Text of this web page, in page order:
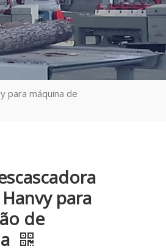
para máquina de
para
de